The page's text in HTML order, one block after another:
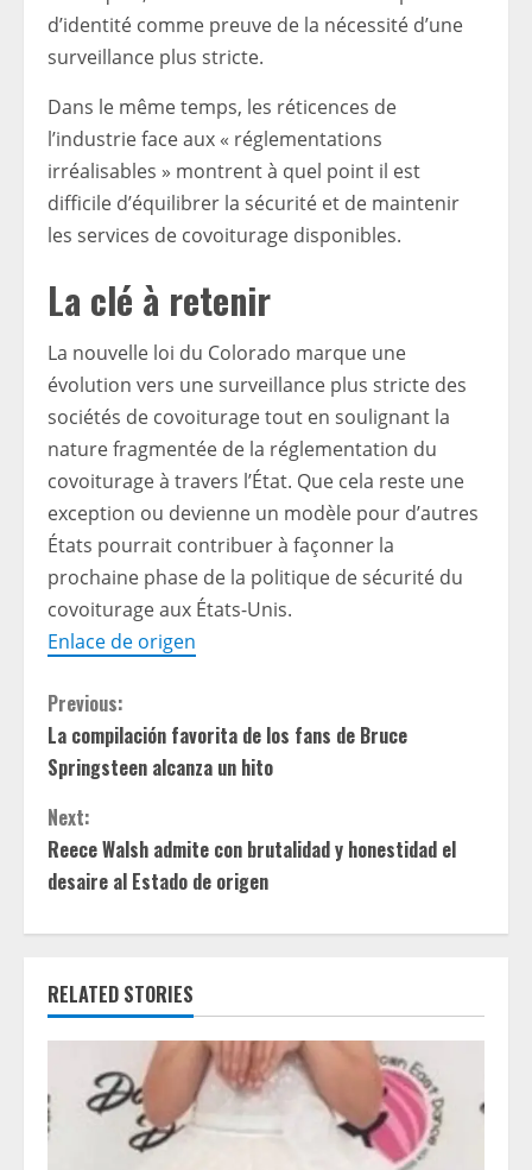
d’identité comme preuve de la nécessité d’une
surveillance plus stricte.
Dans le même temps, les réticences de
l’industrie face aux « réglementations
irréalisables » montrent à quel point il est
difficile d’équilibrer la sécurité et de maintenir
les services de covoiturage disponibles.
La clé à retenir
La nouvelle loi du Colorado marque une
évolution vers une surveillance plus stricte des
sociétés de covoiturage tout en soulignant la
nature fragmentée de la réglementation du
covoiturage à travers l’État. Que cela reste une
exception ou devienne un modèle pour d’autres
États pourrait contribuer à façonner la
prochaine phase de la politique de sécurité du
covoiturage aux États-Unis.
Enlace de origen
C
o
n
t
u
R
Previous:
La compilación favorita de los fans de Bruce
Springsteen alcanza un hito
Next:
Reece Walsh admite con brutalidad y honestidad el
desaire al Estado de origen
RELATED STORIES